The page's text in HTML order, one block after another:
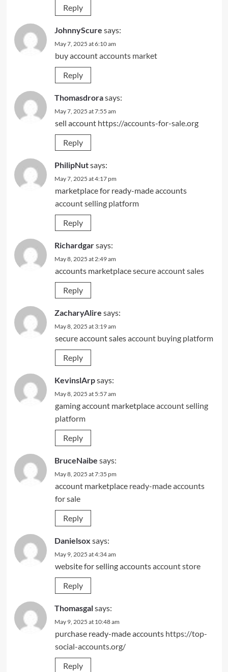
Reply
JohnnyScure says:
May 7, 2025 at 6:10 am
buy accountaccounts market
Reply
Thomasdrorasays:
May 7, 2025 at 7:55 am
sell account https://accounts-for-sale.org
Reply
PhilipNutsays:
May 7, 2025 at 4:17 pm
marketplace for ready-made accounts
account selling platform
Reply
Richardgarsays:
May 8, 2025 at 2:49 am
accounts marketplacesecure account sales
Reply
ZacharyAlire says:
May 8, 2025 at 3:19 am
secure account salesaccount buying platform
Reply
KevinslArpsays:
May 8, 2025 at 5:57 am
gaming account marketplaceaccount selling
platform
Reply
BruceNaibe says:
May 8, 2025 at 7:35 pm
account marketplace ready-made accounts
for sale
Reply
Danielsox says:
May 9, 2025 at 4:34 am
website for selling accountsaccount store
Reply
Thomasgalsays:
May 9, 2025 at 10:48 am
purchase ready-made accounts https://top-
social-accounts.org/
Reply